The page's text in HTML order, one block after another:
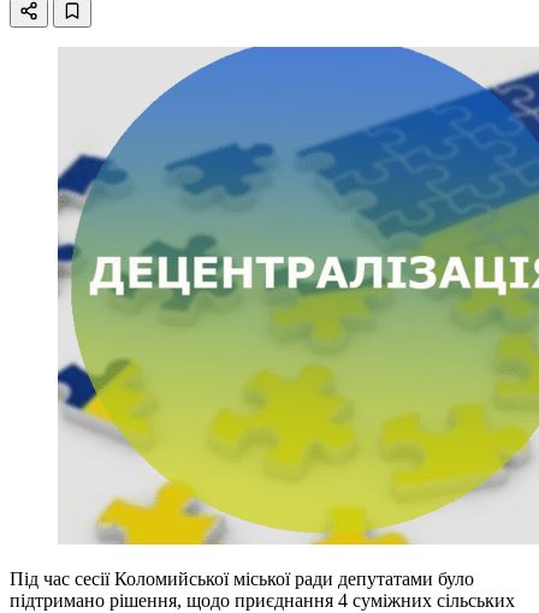
Під час сесії Коломийської міської ради депутатами було
підтримано рішення, щодо приєднання 4 суміжних сільських